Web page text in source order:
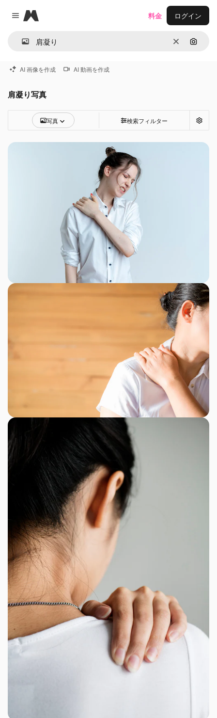
Close menu
Magnific
消去 画像で
料金 ログイン
AI 画像を作成 AI 動画を作成
肩凝り写真
写真 検索フィルター